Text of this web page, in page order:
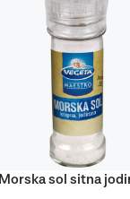
Morska sol sitna